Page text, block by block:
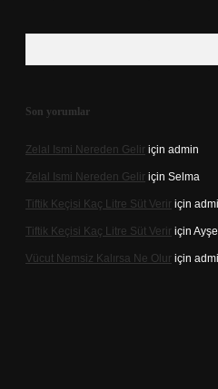
Son yorumlar
Zelal Ismi Nereden Gelir için admin
Zelal Ismi Nereden Gelir için Selma
Tiftik Keçisi Kaç Litre Süt Verir için
Tiftik Keçisi Kaç Litre Süt Verir için Ayşe
Vücut Nemsiz Kalırsa Ne Olur için